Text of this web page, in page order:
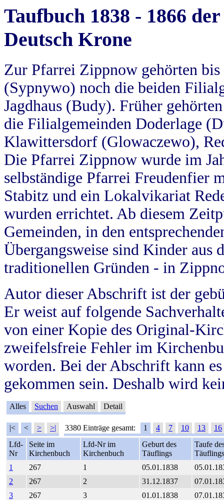
Taufbuch 1838 - 1866
Deutsch Krone
Zur Pfarrei Zippnow gehörten
(Sypnywo) noch die beiden
Jagdhaus (Budy). Früher
die Filialgemeinden Doderlage
Klawittersdorf (Glowaczewo),
Die Pfarrei Zippnow wurde im
selbständige Pfarrei Freudenfier
Stabitz und ein Lokalvikariat
wurden errichtet. Ab diesem
Gemeinden, in den
Übergangsweise sind Kinder aus
traditionellen Gründen - in
Autor dieser Abschrift ist der
Er weist auf folgende
von einer Kopie des Original-
zweifelsfreie Fehler im
worden. Bei der Abschrift kann
gekommen sein. Deshalb wird
Alles Suchen Auswahl Detail
|< < > >| 3380 Einträge gesamt: 1 4 7 10 13
16
Lfd-
Nr
Seite im
Kirchenbuch
Lfd-Nr im
Kirchenbuch
Geburt des
Täuflings
Taufe
Täuflings
1
267 1 05.01.1838
2
267 2 31.12.1837
3
267 3 01.01.1838